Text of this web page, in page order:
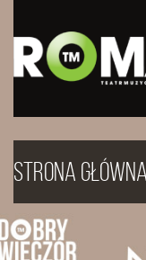
Strona główna
DOBRY